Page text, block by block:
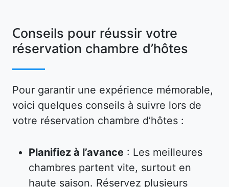
Conseils pour réussir votre
réservation chambre d’hôtes
Pour garantir une expérience mémorable,
voici quelques conseils à suivre lors de
votre réservation chambre d’hôtes :
Planifiez à l’avance : Les meilleures
chambres partent vite, surtout en
haute saison. Réservez plusieurs